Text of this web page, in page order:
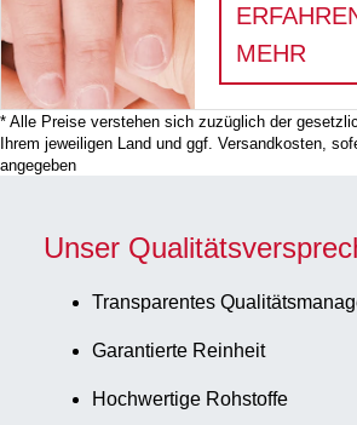
MEHR
* Alle Preise verstehen sich zuzüglich der
Ihrem jeweiligen Land und ggf. Versandkosten,
angegeben
Unser
Transparentes
Garantierte Reinheit
Hochwertige Rohstoffe